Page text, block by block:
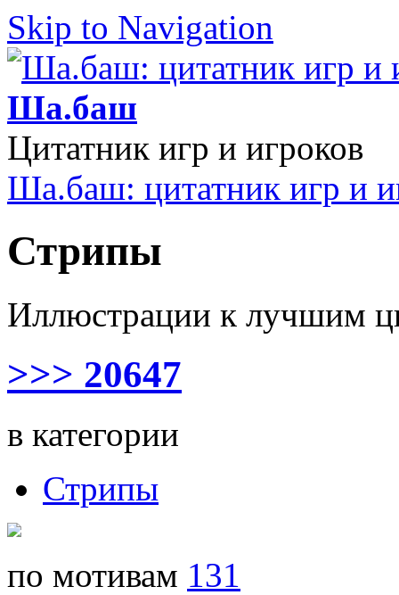
Skip to Navigation
Ша.баш
Цитатник игр и игроков
Ша.баш: цитатник игр и
Стрипы
Иллюстрации к лучшим
>>> 20647
в категории
Стрипы
по мотивам 131